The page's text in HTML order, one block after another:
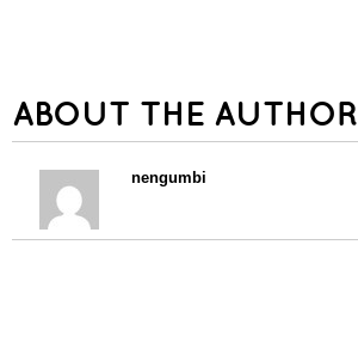
ABOUT THE AUTHOR
nengumbi